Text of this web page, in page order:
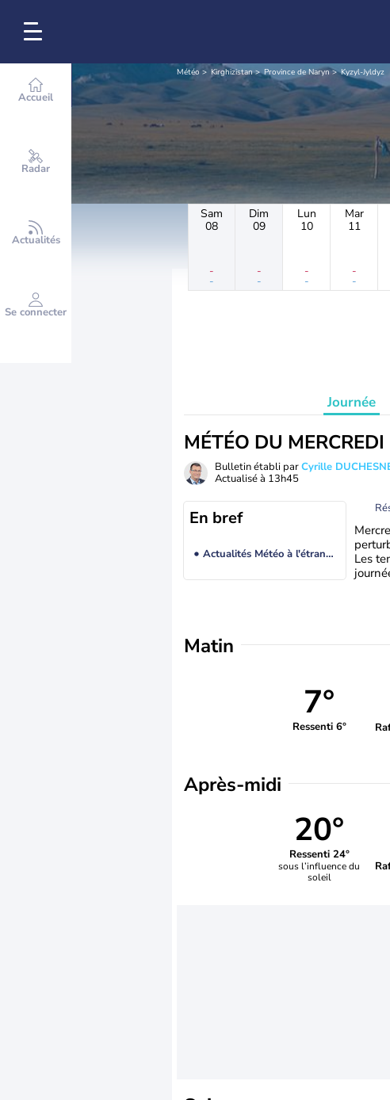
Accueil
Radar
Actualités
Se connecter
Météo Kirghizistan Province de Naryn Kyzyl-Jyldyz
Sam
08
-
-
Dim
09
-
-
Lun
10
-
-
Mar
11
-
-
Journée
MÉTÉO DU
Bulletin établi parCyrille
Actualisé à 13h45
En bref
Actualités Météo à l'étranger
Les
Matin
7°
Ressenti 6°
Après-midi
20°
Ressenti 24°
sous l’influence du
soleil